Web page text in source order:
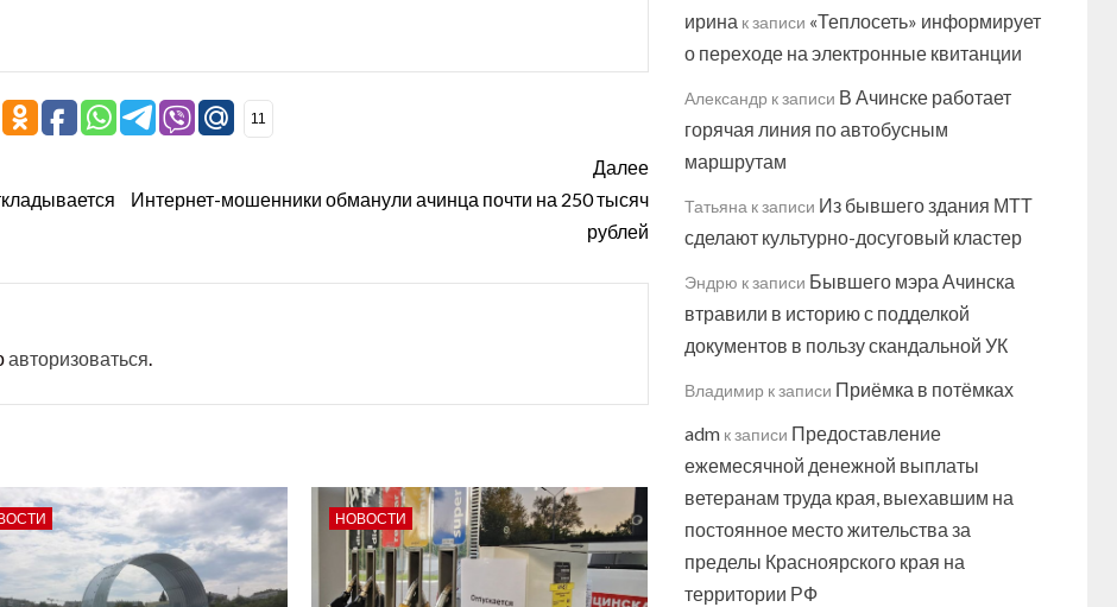
11
Далее
Интернет-мошенники обманули ачинца почти на 250 тысяч
рублей
авторизоваться.
НОВОСТИ
ирина к записи «Теплосеть» информирует
о переходе на электронные квитанции
Александр к записи В Ачинске работает
горячая линия по автобусным
маршрутам
Татьяна к записи Из бывшего здания МТТ
сделают культурно-досуговый кластер
Эндрю к записи Бывшего мэра Ачинска
втравили в историю с подделкой
документов в пользу скандальной УК
Владимир к записи Приёмка в потёмках
admк записи Предоставление
ежемесячной денежной выплаты
ветеранам труда края, выехавшим на
постоянное место жительства за
пределы Красноярского края на
территории РФ